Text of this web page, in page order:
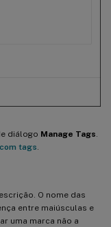
diálogo Manage Tags
tags
O nome das
entre maiúsculas e
uma marca não a